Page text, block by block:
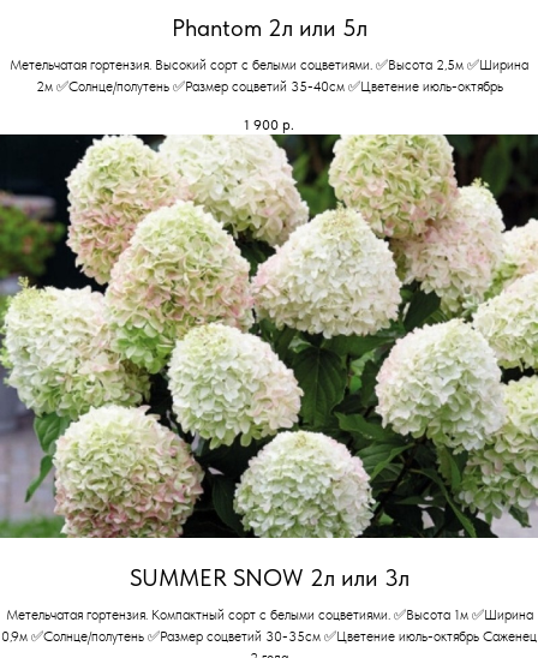
Phantom 2л или 5л
Метельчатая гортензия. Высокий сорт с белыми соцветиями. ✅Высота 2,5м ✅Ширина
2м ✅Солнце/полутень ✅Размер соцветий 35-40см ✅Цветение июль-октябрь
1 900 р.
SUMMER SNOW 2л или 3л
Метельчатая гортензия. Компактный сорт с белыми соцветиями. ✅Высота 1м ✅Ширина
0,9м ✅Солнце/полутень ✅Размер соцветий 30-35см ✅Цветение июль-октябрь Саженец